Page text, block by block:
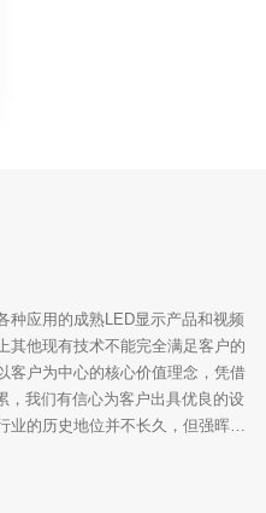
种应用的成熟LED显示产品和视频
其他现有技术不能完全满足客户的
客户为中心的核心价值理念，凭借
，我们有信心为客户出具优良的设
业的历史地位并不长久，但强晖科